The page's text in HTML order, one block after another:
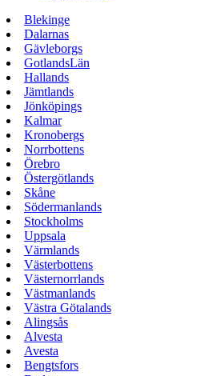
Blekinge
Dalarnas
Gävleborgs
GotlandsLän
Hallands
Jämtlands
Jönköpings
Kalmar
Kronobergs
Norrbottens
Örebro
Östergötlands
Skåne
Södermanlands
Stockholms
Uppsala
Värmlands
Västerbottens
Västernorrlands
Västmanlands
Västra Götalands
Alingsås
Alvesta
Avesta
Bengtsfors